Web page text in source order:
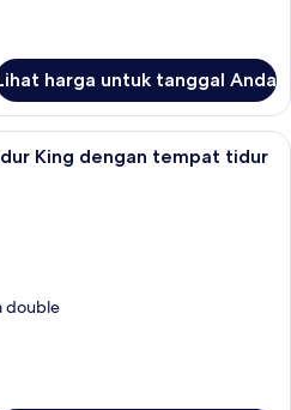
harga untuk tanggal Anda
King dengan tempat tidur
double